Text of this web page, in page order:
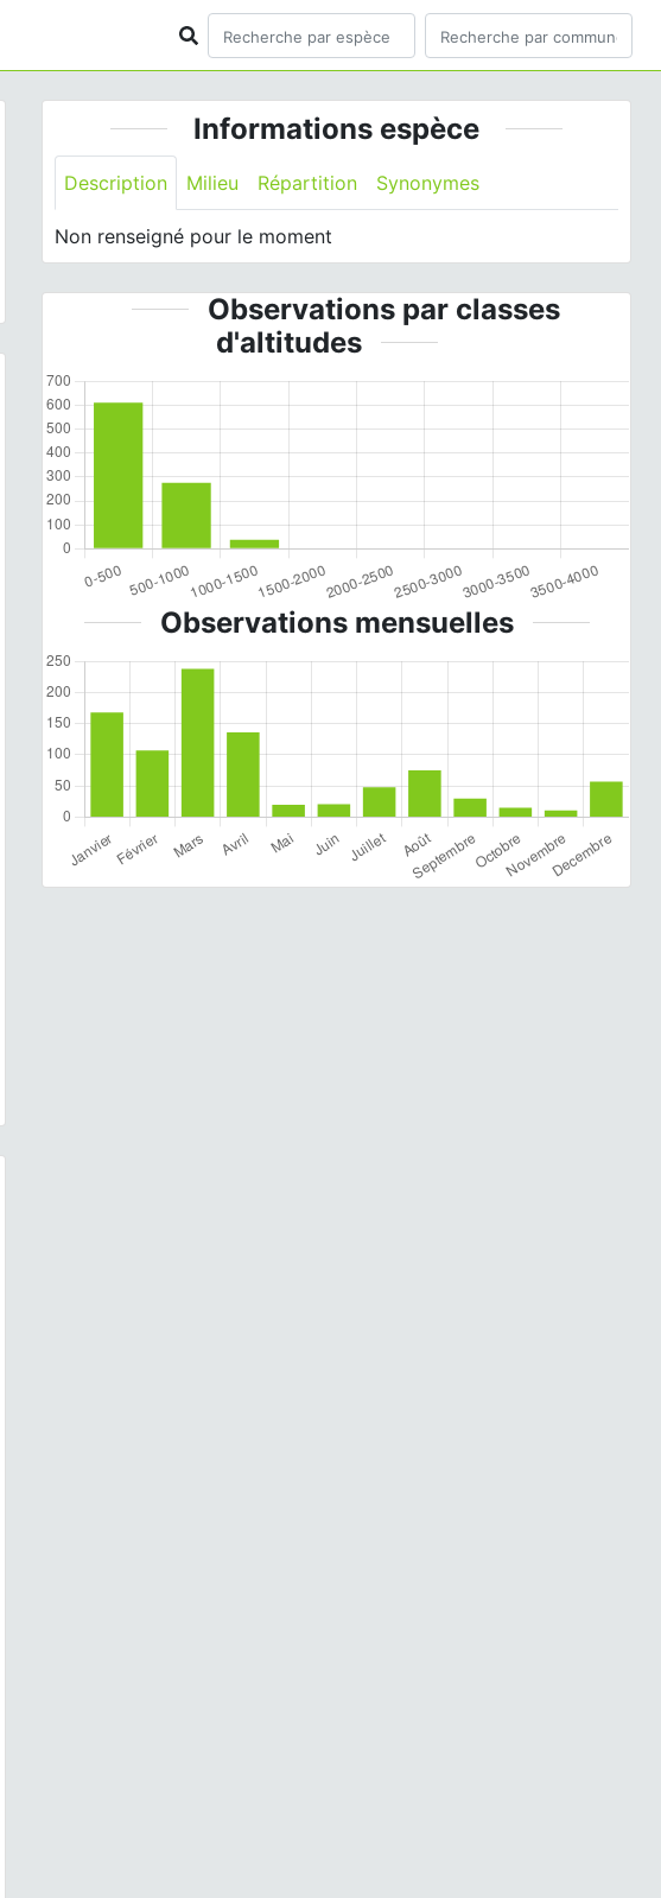
Informations espèce
Description Milieu Répartition Synonymes
Non renseigné pour le moment
Observations par classes
d'altitudes
Observations mensuelles